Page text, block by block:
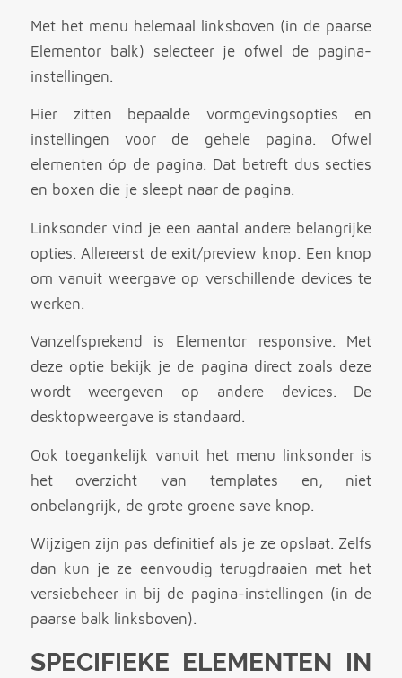
Met het menu helemaal linksboven (in de paarse
Elementor balk) selecteer je ofwel de pagina-
instellingen.
Hier zitten bepaalde vormgevingsopties en
instellingen voor de gehele pagina. Ofwel
elementen óp de pagina. Dat betreft dus secties
en boxen die je sleept naar de pagina.
Linksonder vind je een aantal andere belangrijke
opties. Allereerst de exit/preview knop. Een knop
om vanuit weergave op verschillende devices te
werken.
Vanzelfsprekend is Elementor responsive. Met
deze optie bekijk je de pagina direct zoals deze
wordt weergeven op andere devices. De
desktopweergave is standaard.
Ook toegankelijk vanuit het menu linksonder is
het overzicht van templates en, niet
onbelangrijk, de grote groene save knop.
Wijzigen zijn pas definitief als je ze opslaat. Zelfs
dan kun je ze eenvoudig terugdraaien met het
versiebeheer in bij de pagina-instellingen (in de
paarse balk linksboven).
SPECIFIEKE ELEMENTEN IN